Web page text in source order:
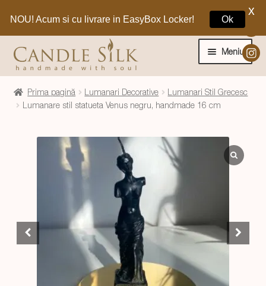
la
navigare
la
conținut
Meniu
Home
Lumanari si decoratiuni
Extinde
meniul
Prima pagină Lumanari Decorative
Lumanari Stil Grecesc
Lumanare stil statueta Venus negru, handmade 16 cm
NOU! Acum si cu livrare in EasyBox Locker! Ok
X